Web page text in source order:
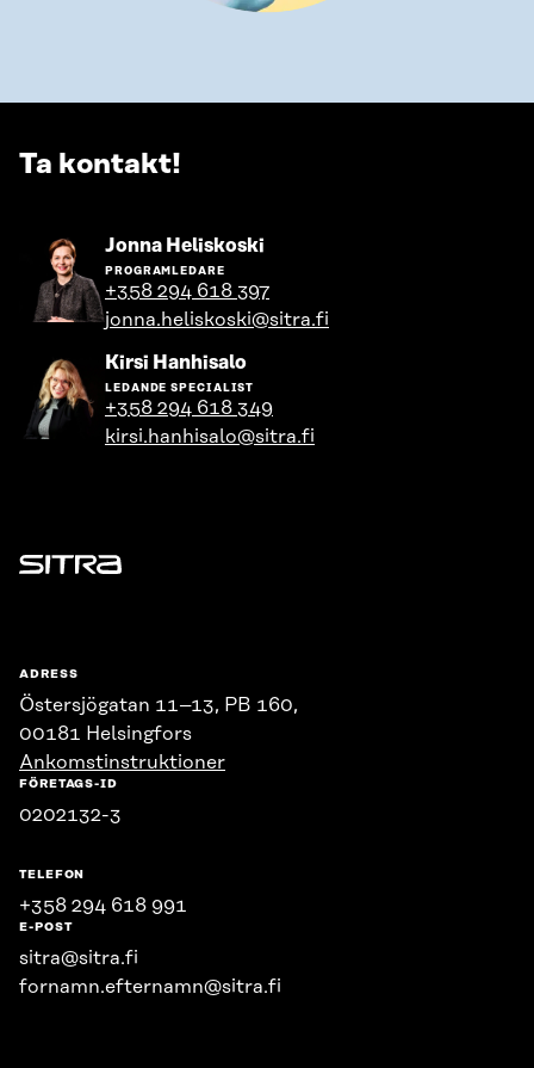
Ta kontakt!
Jonna Heliskoski
personens
profil
PROGRAMLEDARE
+358 294 618 397
jonna.heliskoski@sitra.fi
Kirsi HanhisaloGå
till
personens
profil
LEDANDE SPECIALIST
+358 294 618 349
kirsi.hanhisalo@sitra.fi
Sitra
ADRESS
Östersjögatan 11–13, PB 160,
00181 Helsingfors
Ankomstinstruktioner
FÖRETAGS-ID
0202132-3
TELEFON
+358 294 618 991
E-POST
sitra@sitra.fi
fornamn.efternamn@sitra.fi